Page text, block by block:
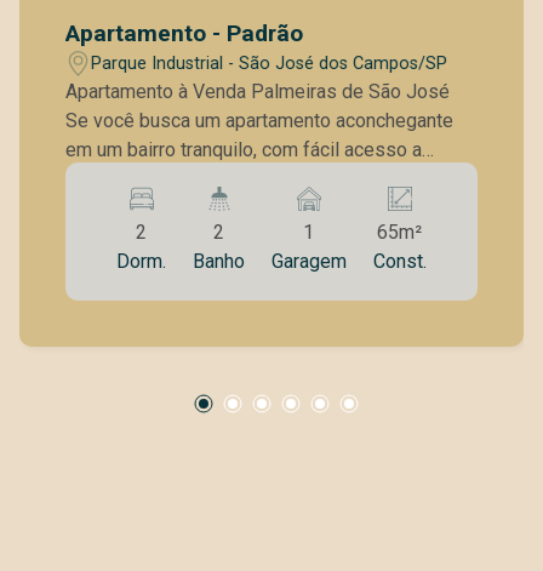
Apartamento - Padrão
Parque Industrial - São José dos Campos/SP
Apartamento à Venda Palmeiras de São José
Se você busca um apartamento aconchegante
em um bairro tranquilo, com fácil acesso a
comércios, serviços e às principais vias da
cidade, esta é uma excelente oportunidade. O
imóvel está localizado no Palmeiras de São
José, uma região prática, completa e valorizada.
Sobre o Apartamento Andar Alto com sol da
piso laminados Cozinha americana, com
2
Dorm.
2
Banho
1
Garagem
65m²
Const.